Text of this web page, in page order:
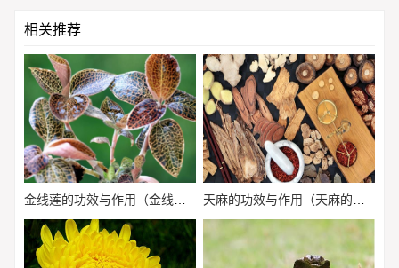
相关推荐
金线莲的功效与作用（金线莲的功效与作用的功能与主治及用量） 天麻的功效与作用（天麻的功效与作用吃法）